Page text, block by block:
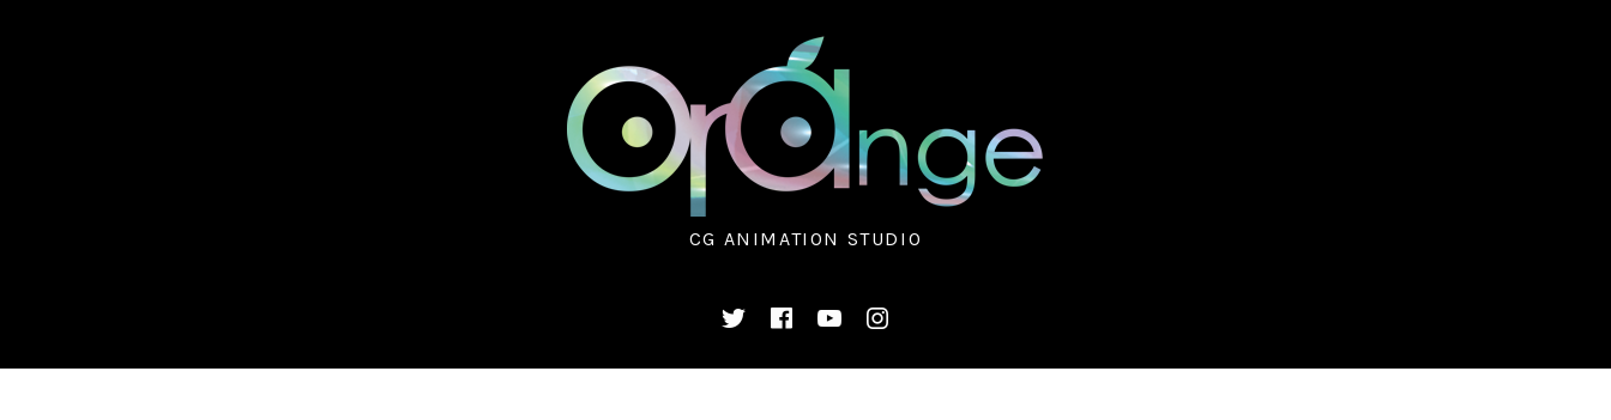
ORANGE CO.,LTD.
CG ANIMATION STUDIO
TwitterFacebook
Youtube